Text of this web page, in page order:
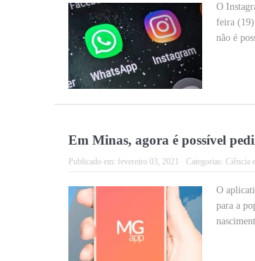
O
feira
não é
Em Minas, agora é possível
Publicado em: fevereiro 03, 2021 Categorias: Ciência
O
para a